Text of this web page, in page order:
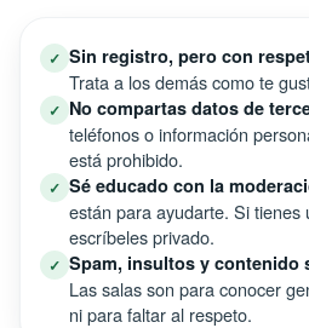
✓ Sin registro, pero con
Trata a los demás como te
✓ No compartas datos de
teléfonos o información
está prohibido.
✓ Sé educado con la
están para ayudarte. Si tienes
escríbeles privado.
✓ Spam, insultos y contenido
Las salas son para conocer
ni para faltar al respeto.